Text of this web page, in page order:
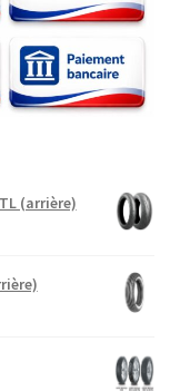
(arrière)